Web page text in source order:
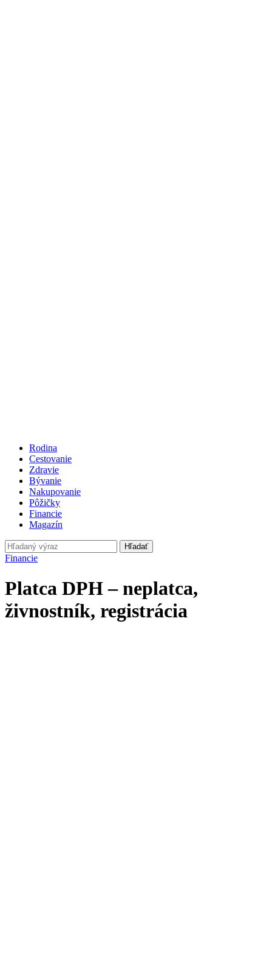
Rodina
Cestovanie
Zdravie
Bývanie
Nakupovanie
Pôžičky
Financie
Magazín
Hľadať
Financie
Platca DPH – neplatca,
živnostník, registrácia